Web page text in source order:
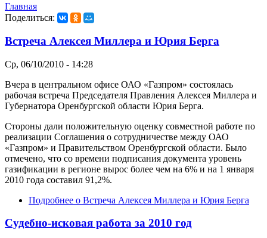
Главная
Поделиться:
Встреча Алексея Миллера и Юрия Берга
Ср, 06/10/2010 - 14:28
Вчера в центральном офисе ОАО «Газпром» состоялась
рабочая встреча Председателя Правления Алексея Миллера и
Губернатора Оренбургской области Юрия Берга.
Стороны дали положительную оценку совместной работе по
реализации Соглашения о сотрудничестве между ОАО
«Газпром» и Правительством Оренбургской области. Было
отмечено, что со времени подписания документа уровень
газификации в регионе вырос более чем на 6% и на 1 января
2010 года составил 91,2%.
Подробнее о Встреча Алексея Миллера и Юрия Берга
Судебно-исковая работа за 2010 год